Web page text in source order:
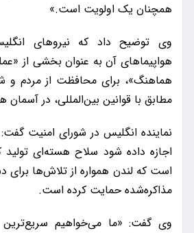
همچنان یک اولویت است.»
وی توضیح داد که نیروهای
هواپیماهای آن به عنوان بخشی از
هماهنگ»، برای محافظت از مردم و
مطابق با قوانین بین‌المللی، در آسمان
نماینده انگلیس در شورای امنیت گفت:
اجازه داده شود سلاح هسته‌ای
است که لندن همواره از تلاش‌ها برای
مذاکره‌شده حمایت کرده است.
وی گفت: «ما می‌خواهیم